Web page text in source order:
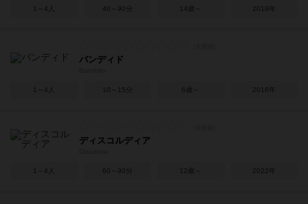
1～4人 40～90分 14歳～ 2019年
バンディド
1～4人 10～15分 6歳～ 2016年
ディスコルディア
1～4人 60～90分 12歳～ 2022年